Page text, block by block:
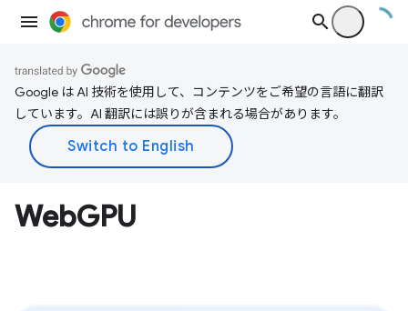
Google は AI 技術を使用して、コンテンツをご希望の言語に翻訳
しています。AI 翻訳には誤りが含まれる場合があります。
WebGPU